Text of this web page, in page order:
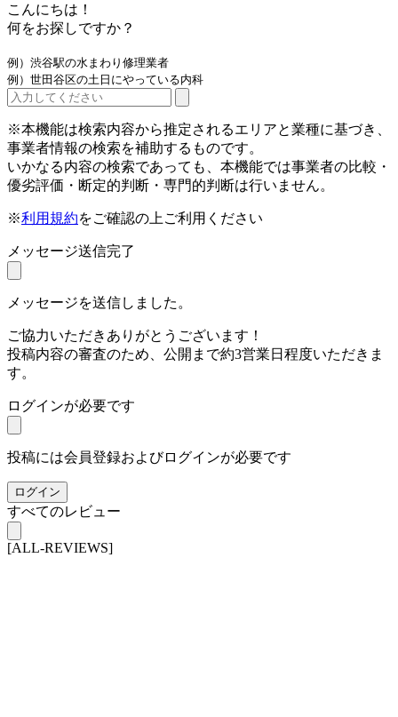
こんにちは！
何をお探しですか？
例）渋谷駅の水まわり修理業者
例）世田谷区の土日にやっている内科
※本機能は検索内容から推定されるエリアと業種に基づき、
事業者情報の検索を補助するものです。
いかなる内容の検索であっても、本機能では事業者の比較・
優劣評価・断定的判断・専門的判断は行いません。
※利用規約をご確認の上ご利用ください
メッセージ送信完了
メッセージを送信しました。
ご協力いただきありがとうございます！
投稿内容の審査のため、公開まで約3営業日程度いただきま
す。
ログインが必要です
投稿には会員登録およびログインが必要です
ログイン
すべてのレビュー
[ALL-REVIEWS]